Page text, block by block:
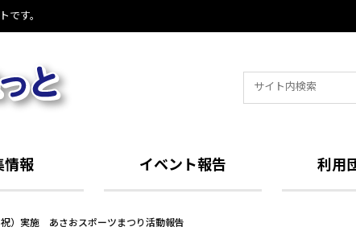
です。
Search
for:
情報 イベント報告 利用
祝）実施 あさおスポーツまつり活動報告